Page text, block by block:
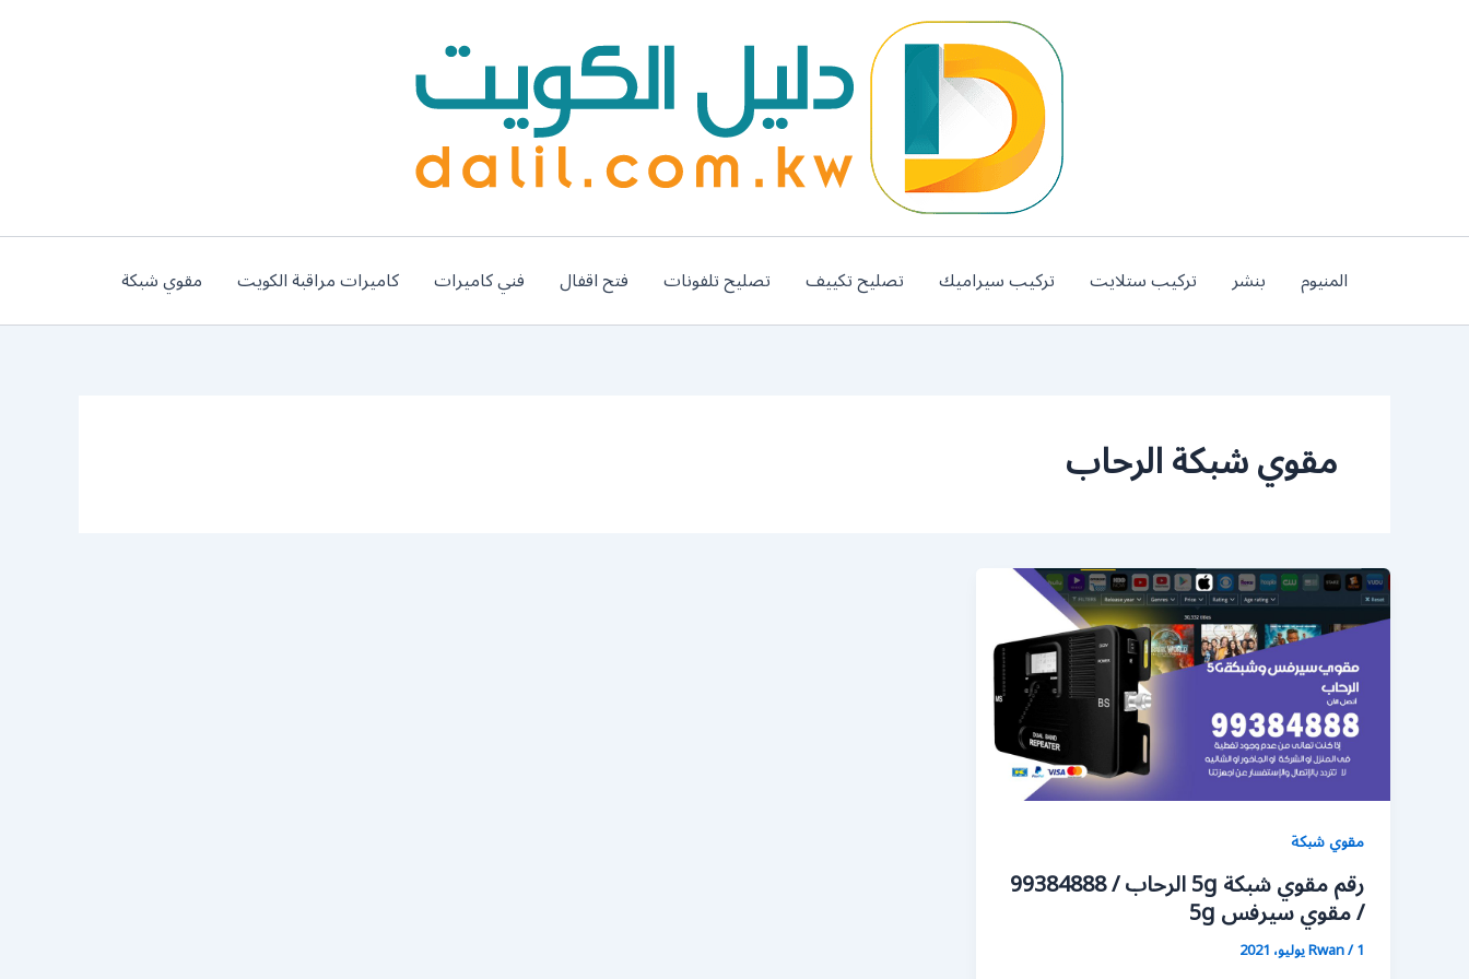
المنيوم بنشر تركيب ستلايت تركيب سيراميك تصليح تكييف تصليح تلفونات فتح اقفال فني كاميرات كاميرات مراقبة الكويت مقوي شبكة
مقوي شبكة الرحاب
مقوي شبكة
رقم مقوي شبكة 5g الرحاب / 99384888
/ مقوي سيرفس 5g
Rwan/1 يوليو، 2021